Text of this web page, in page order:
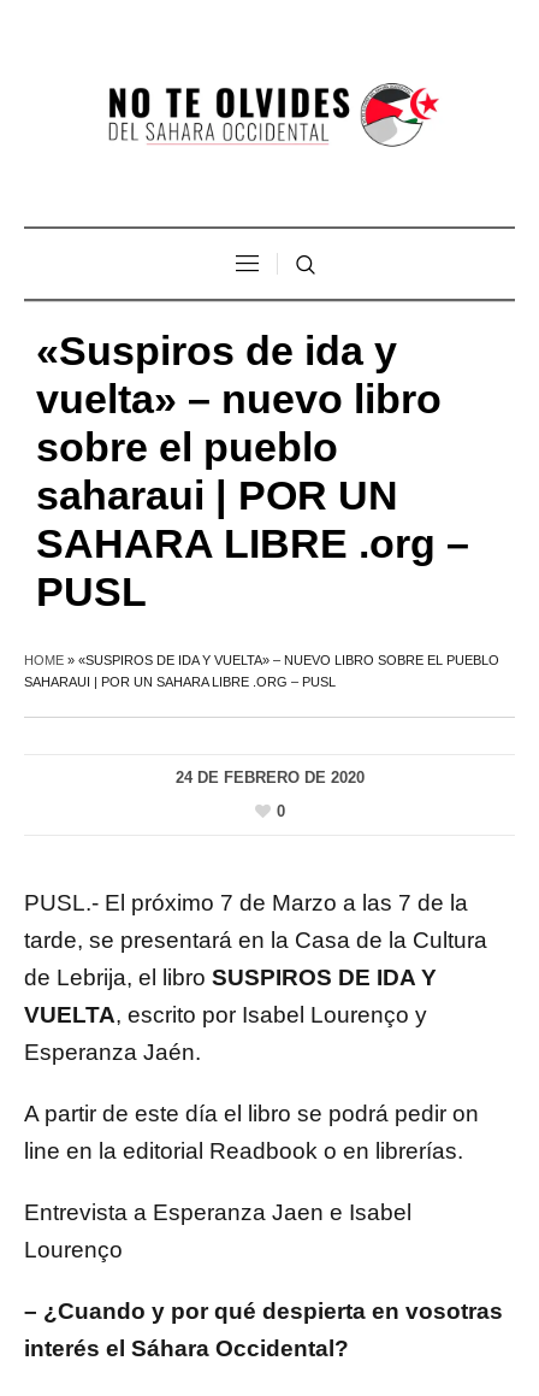
«Suspiros de ida y
vuelta» – nuevo libro
sobre el pueblo
saharaui | POR UN
SAHARA LIBRE .org –
PUSL
HOME » «SUSPIROS DE IDA Y VUELTA» – NUEVO LIBRO SOBRE EL PUEBLO
SAHARAUI | POR UN SAHARA LIBRE .ORG – PUSL
24 DE FEBRERO DE 2020
0
PUSL.- El próximo 7 de Marzo a las 7 de la
tarde, se presentará en la Casa de la Cultura
de Lebrija, el libro SUSPIROS DE IDA Y
VUELTA, escrito por Isabel Lourenço y
Esperanza Jaén.
A partir de este día el libro se podrá pedir on
line en la editorial Readbook o en librerías.
Entrevista a Esperanza Jaen e Isabel
Lourenço
– ¿Cuando y por qué despierta en vosotras
interés el Sáhara Occidental?